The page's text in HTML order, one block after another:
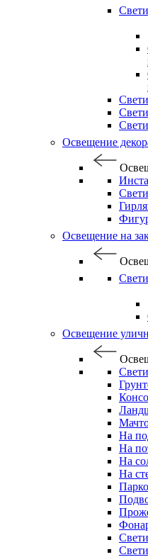
Освещение
Освещение на
Освещение
На
На
На
На